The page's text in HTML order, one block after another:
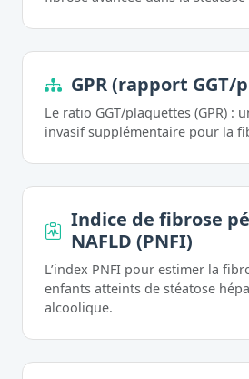
GPR (rapport
Le ratio GGT/plaquettes (GPR) :
invasif supplémentaire pour la
Indice de fibrose
NAFLD (PNFI)
L’index PNFI pour estimer la
enfants atteints de stéatose
alcoolique.